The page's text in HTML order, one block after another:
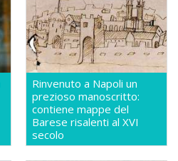
Rinvenuto a Napoli un
prezioso manoscritto:
contiene mappe del
Barese risalenti al XVI
secolo